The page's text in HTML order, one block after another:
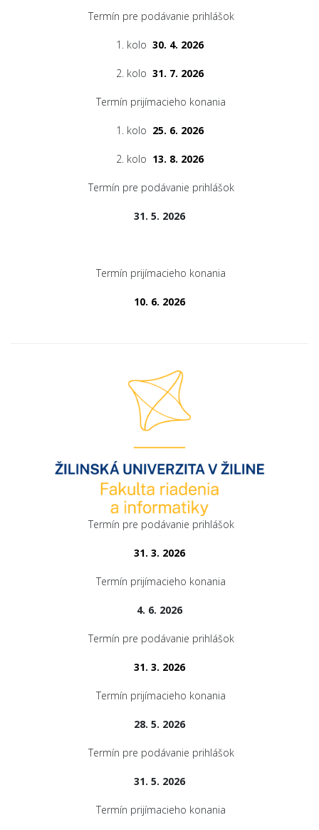
Termín pre podávanie prihlášok
1. kolo 30. 4. 2026
2. kolo 31. 7. 2026
Termín prijímacieho konania
1. kolo 25. 6. 2026
2. kolo 13. 8. 2026
Termín pre podávanie prihlášok
31. 5. 2026
Termín prijímacieho konania
10. 6. 2026
Termín pre podávanie prihlášok
31. 3. 2026
Termín prijímacieho konania
4. 6. 2026
Termín pre podávanie prihlášok
31. 3. 2026
Termín prijímacieho konania
28. 5. 2026
Termín pre podávanie prihlášok
31. 5. 2026
Termín prijímacieho konania